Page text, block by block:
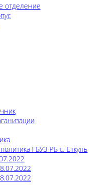
отделение
ГБУЗ РБ с. Еткуль